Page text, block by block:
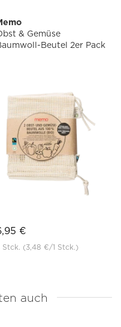
& Gemüse
Beutel 2er Pack
€
Stck. (3,48 €/1 Stck.)
auch